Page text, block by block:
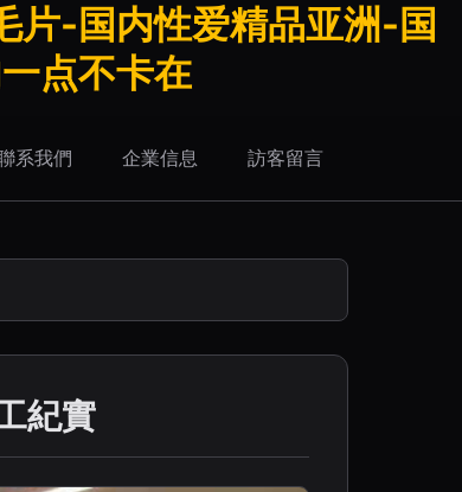
片-国内性爱精品亚洲-国
点不卡在
系我們 企業信息 訪客留言
紀實